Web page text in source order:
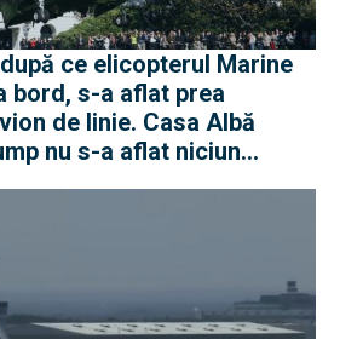
ce elicopterul Marine
bord, s-a aflat prea
de linie. Casa Albă
nu s-a aflat niciun